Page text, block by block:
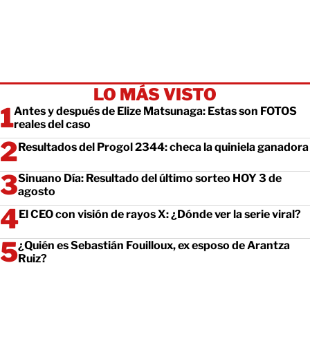
LO MÁS VISTO
Antes y después de Elize Matsunaga: Estas son FOTOS
reales del caso
Resultados del Progol 2344: checa la quiniela ganadora
Sinuano Día: Resultado del último sorteo HOY 3 de
agosto
El CEO con visión de rayos X: ¿Dónde ver la serie viral?
¿Quién es Sebastián Fouilloux, ex esposo de Arantza
Ruiz?